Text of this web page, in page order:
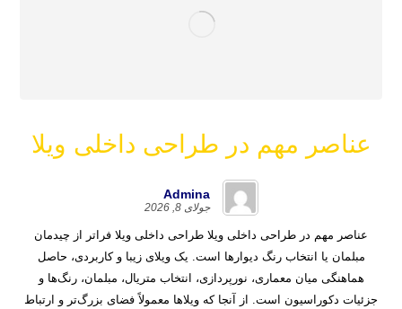
عناصر مهم در طراحی داخلی ویلا
Admina
جولای 8, 2026
عناصر مهم در طراحی داخلی ویلا طراحی داخلی ویلا فراتر از چیدمان
مبلمان یا انتخاب رنگ دیوارها است. یک ویلای زیبا و کاربردی، حاصل
هماهنگی میان معماری، نورپردازی، انتخاب متریال، مبلمان، رنگ‌ها و
جزئیات دکوراسیون است. از آنجا که ویلاها معمولاً فضای بزرگ‌تر و ارتباط